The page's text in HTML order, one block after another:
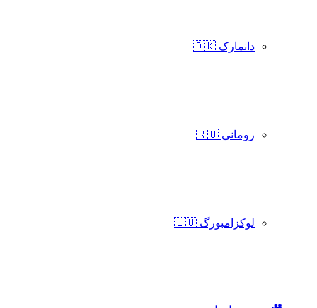
دانمارک 🇩🇰
رومانی 🇷🇴
لوکزامبورگ 🇱🇺